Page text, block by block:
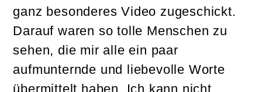
ganz besonderes Video zugeschickt.
Darauf waren so tolle Menschen zu
sehen, die mir alle ein paar
aufmunternde und liebevolle Worte
übermittelt haben. Ich kann nicht